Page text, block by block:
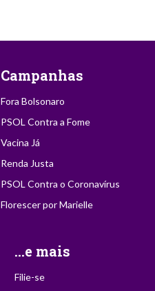
Campanhas
Fora Bolsonaro
PSOL Contra a Fome
Vacina Já
Renda Justa
PSOL Contra o Coronavírus
Florescer por Marielle
...e mais
Filie-se